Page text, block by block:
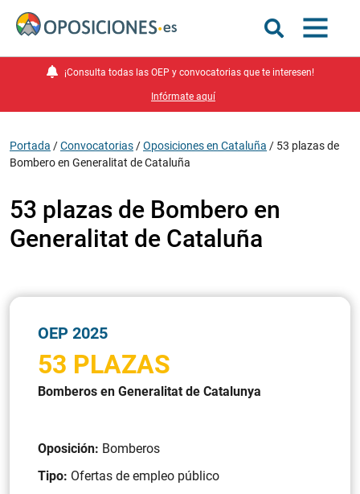
¡Consulta todas las OEP y convocatorias que te interesen!
Infórmate aquí
Portada /Convocatorias /Oposiciones en Cataluña / 53 plazas de
Bombero en Generalitat de Cataluña
53 plazas de Bombero en
Generalitat de Cataluña
OEP 2025
53 PLAZAS
Bomberos en Generalitat de Catalunya
Oposición: Bomberos
Tipo: Ofertas de empleo público